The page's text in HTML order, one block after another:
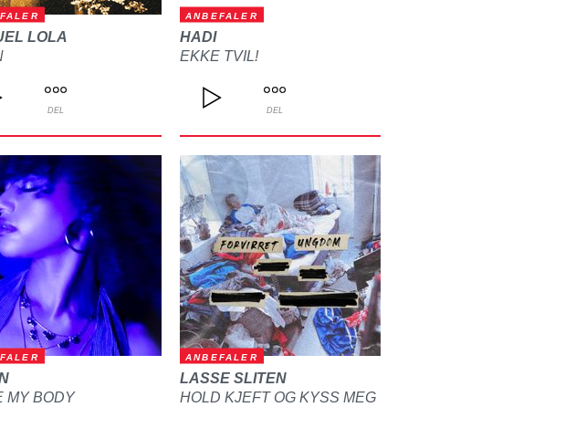
LOLA
DEL
ANBEFALER
HADI
EKKE TVIL!
DEL
MY BODY
ANBEFALER
LASSE SLITEN
HOLD KJEFT OG KYSS MEG